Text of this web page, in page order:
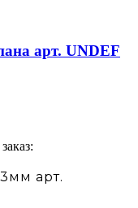
арт. UNDEF
арт.